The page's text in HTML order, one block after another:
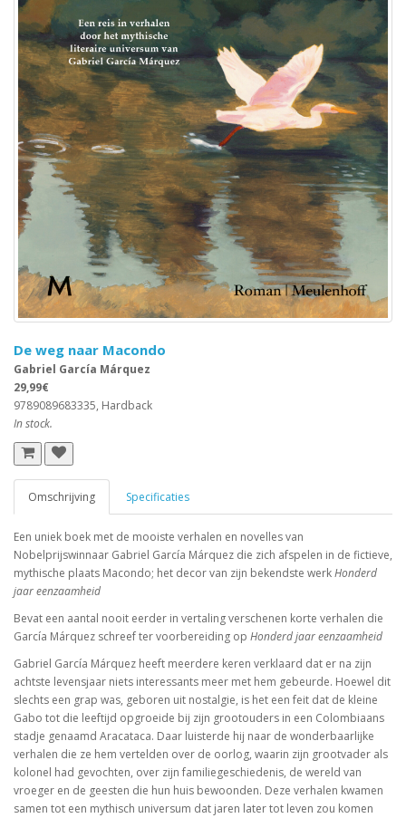
De weg naar Macondo
Gabriel García Márquez
29,99€
9789089683335, Hardback
In stock.
Omschrijving Specificaties
Een uniek boek met de mooiste verhalen en novelles van
Nobelprijswinnaar Gabriel García Márquez die zich afspelen in de fictieve,
mythische plaats Macondo; het decor van zijn bekendste werkHonderd
jaar eenzaamheid
Bevat een aantal nooit eerder in vertaling verschenen korte verhalen die
García Márquez schreef ter voorbereiding op Honderd jaar eenzaamheid
Gabriel García Márquez heeft meerdere keren verklaard dat er na zijn
achtste levensjaar niets interessants meer met hem gebeurde. Hoewel dit
slechts een grap was, geboren uit nostalgie, is het een feit dat de kleine
Gabo tot die leeftijd opgroeide bij zijn grootouders in een Colombiaans
stadje genaamd Aracataca. Daar luisterde hij naar de wonderbaarlijke
verhalen die ze hem vertelden over de oorlog, waarin zijn grootvader als
kolonel had gevochten, over zijn familiegeschiedenis, de wereld van
vroeger en de geesten die hun huis bewoonden. Deze verhalen kwamen
samen tot een mythisch universum dat jaren later tot leven zou komen